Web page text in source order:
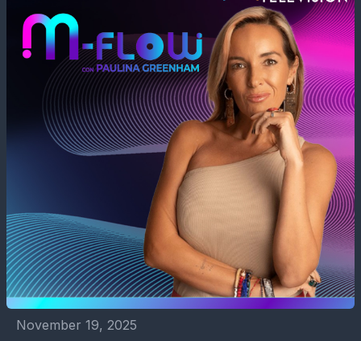
November 19, 2025